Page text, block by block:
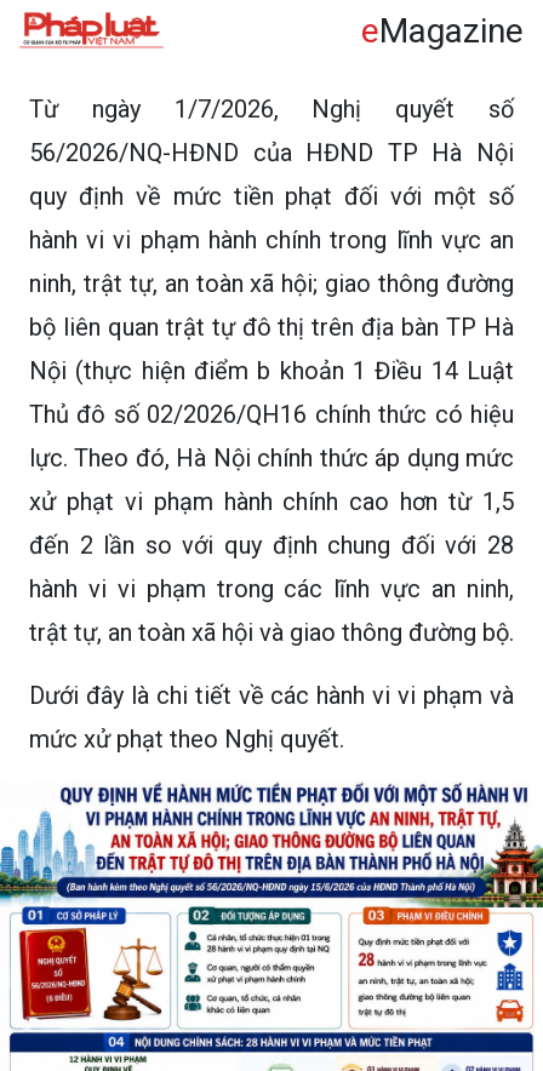
eMagazine
Từ ngày 1/7/2026, Nghị quyết số
56/2026/NQ-HĐND của HĐND TP Hà Nội
quy định về mức tiền phạt đối với một số
hành vi vi phạm hành chính trong lĩnh vực an
ninh, trật tự, an toàn xã hội; giao thông đường
bộ liên quan trật tự đô thị trên địa bàn TP Hà
Nội (thực hiện điểm b khoản 1 Điều 14 Luật
Thủ đô số 02/2026/QH16 chính thức có hiệu
lực. Theo đó, Hà Nội chính thức áp dụng mức
xử phạt vi phạm hành chính cao hơn từ 1,5
đến 2 lần so với quy định chung đối với 28
hành vi vi phạm trong các lĩnh vực an ninh,
trật tự, an toàn xã hội và giao thông đường bộ.
Dưới đây là chi tiết về các hành vi vi phạm và
mức xử phạt theo Nghị quyết.